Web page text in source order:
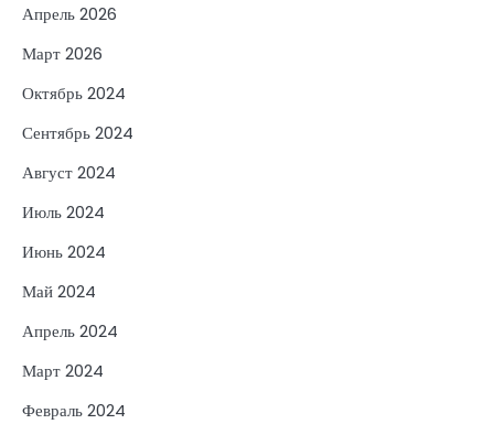
Апрель 2026
Март 2026
Октябрь 2024
Сентябрь 2024
Август 2024
Июль 2024
Июнь 2024
Май 2024
Апрель 2024
Март 2024
Февраль 2024